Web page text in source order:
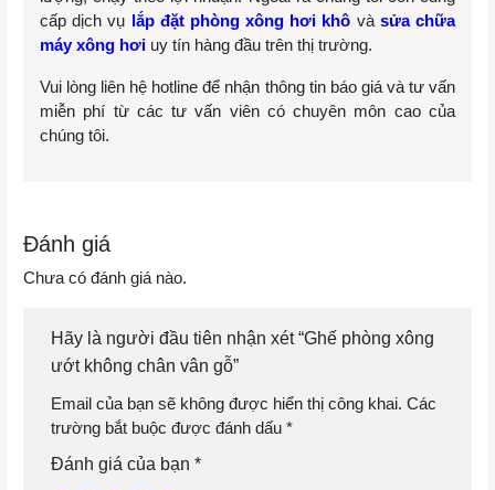
cấp dịch vụ lắp đặt phòng xông hơi khô và sửa chữa
máy xông hơi uy tín hàng đầu trên thị trường.
Vui lòng liên hệ hotline để nhận thông tin báo giá và tư vấn
miễn phí từ các tư vấn viên có chuyên môn cao của
chúng tôi.
Đánh giá
Chưa có đánh giá nào.
Hãy là người đầu tiên nhận xét “Ghế phòng xông
ướt không chân vân gỗ”
Email của bạn sẽ không được hiển thị công khai. Các
trường bắt buộc được đánh dấu *
Đánh giá của bạn *